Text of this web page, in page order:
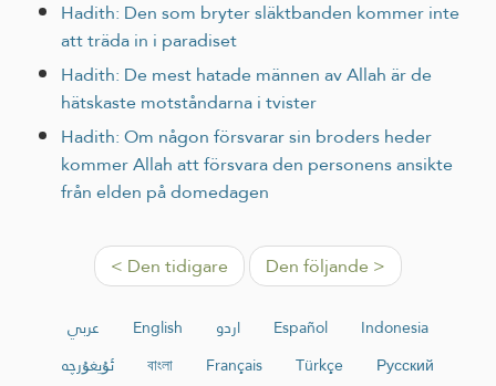
Hadith: Den som bryter släktbanden kommer inte
att träda in i paradiset
Hadith: De mest hatade männen av Allah är de
hätskaste motståndarna i tvister
Hadith: Om någon försvarar sin broders heder
kommer Allah att försvara den personens ansikte
från elden på domedagen
< Den tidigare Den följande >
عربي English اردو Español
Indonesia
ئۇيغۇرچە
বাংলা Français Türkçe
Русский